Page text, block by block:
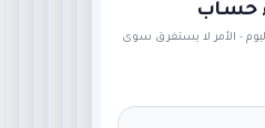
حساب
اليوم - الأمر لا يستغرق سوى